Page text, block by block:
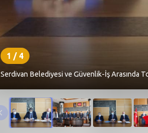
1 / 4
Serdivan Belediyesi ve Güvenlik-İş Arasında